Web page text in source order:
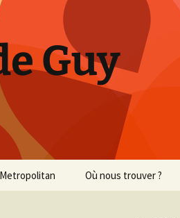
Guy
Metropolitan Où nous trouver ?